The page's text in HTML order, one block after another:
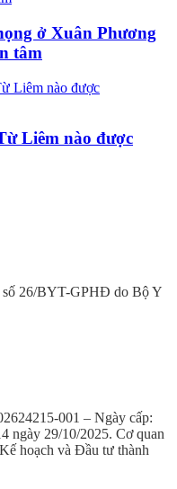
ở Xuân Phương
tâm
Liêm nào được
số 26/BYT-GPHĐ do Bộ Y
001 – Ngày cấp:
ngày 29/10/2025. Cơ quan
hoạch và Đầu tư thành